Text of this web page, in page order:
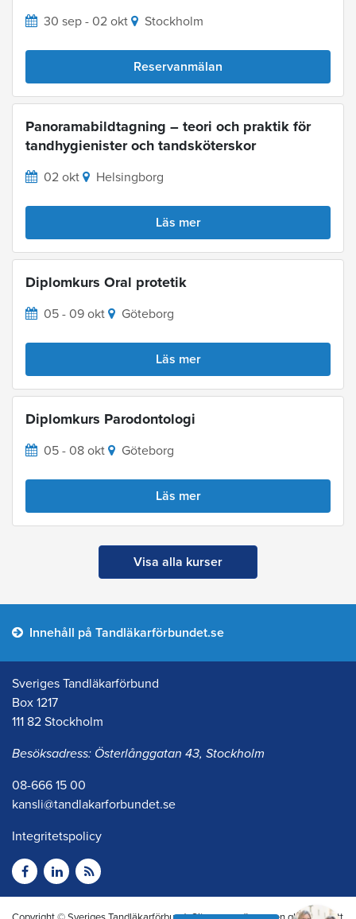
30 sep - 02 okt Stockholm
Reservanmälan
Panoramabildtagning – teori och praktik för
tandhygienister och tandsköterskor
02 okt Helsingborg
Läs mer
Diplomkurs Oral protetik
05 - 09 okt Göteborg
Läs mer
Diplomkurs Parodontologi
05 - 08 okt Göteborg
Läs mer
Visa alla kurser
Innehåll på Tandläkarförbundet.se
Sveriges Tandläkarförbund
Box 1217
111 82 Stockholm
Besöksadress: Österlånggatan 43, Stockholm
08-666 15 00
kansli@tandlakarforbundet.se
Integritetspolicy